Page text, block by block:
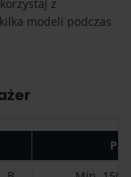
z
modeli podczas